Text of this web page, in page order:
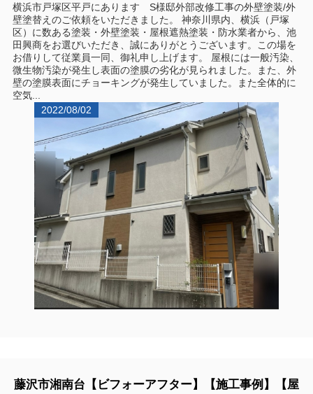
2022/08/02
横浜市戸塚区平戸にあります S様邸外部改修工事の外壁塗装/外
壁塗替えのご依頼をいただきました。 神奈川県内、横浜（戸塚
区）に数ある塗装・外壁塗装・屋根遮熱塗装・防水業者から、池
田興商をお選びいただき、誠にありがとうございます。この場を
お借りして従業員一同、御礼申し上げます。 屋根には一般汚染、
微生物汚染が発生し表面の塗膜の劣化が見られました。また、外
壁の塗膜表面にチョーキングが発生していました。また全体的に
空気...
藤沢市湘南台【ビフォーアフター】【施工事例】【屋